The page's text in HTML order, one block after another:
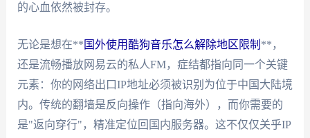
的心血依然被封存。
无论是想在** 国外使用酷狗音乐怎么解除地区限制 **，
还是流畅播放网易云的私人FM，症结都指向同一个关键
元素：你的网络出口IP地址必须被识别为位于中国大陆境
内。传统的翻墙是反向操作（指向海外），而你需要的
是"返向穿行"，精准定位回国内服务器。这不仅仅关乎IP